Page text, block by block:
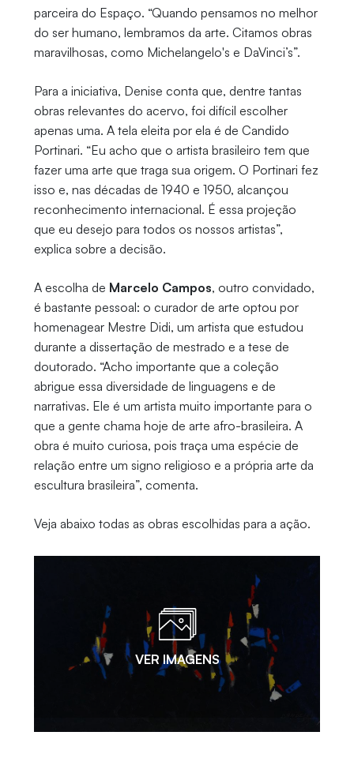
parceira do Espaço. “Quando pensamos no melhor
do ser humano, lembramos da arte. Citamos obras
maravilhosas, como Michelangelo's e DaVinci’s”.
Para a iniciativa, Denise conta que, dentre tantas
obras relevantes do acervo, foi difícil escolher
apenas uma. A tela eleita por ela é de Candido
Portinari. “Eu acho que o artista brasileiro tem que
fazer uma arte que traga sua origem. O Portinari fez
isso e, nas décadas de 1940 e 1950, alcançou
reconhecimento internacional. É essa projeção
que eu desejo para todos os nossos artistas”,
explica sobre a decisão.
A escolha de Marcelo Campos, outro convidado,
é bastante pessoal: o curador de arte optou por
homenagear Mestre Didi, um artista que estudou
durante a dissertação de mestrado e a tese de
doutorado. “Acho importante que a coleção
abrigue essa diversidade de linguagens e de
narrativas. Ele é um artista muito importante para o
que a gente chama hoje de arte afro-brasileira. A
obra é muito curiosa, pois traça uma espécie de
relação entre um signo religioso e a própria arte da
escultura brasileira”, comenta.
Veja abaixo todas as obras escolhidas para a ação.
VER IMAGENS